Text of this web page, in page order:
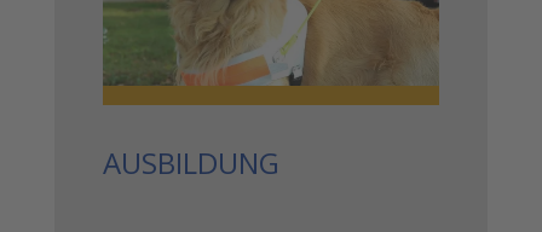
AUSBILDUNG